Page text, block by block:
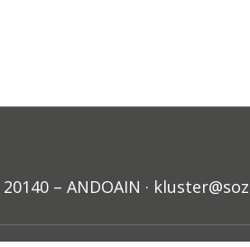
20140 – ANDOAIN ·